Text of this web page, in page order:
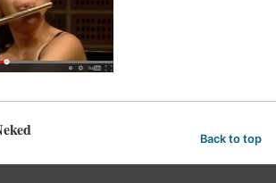
Back to top